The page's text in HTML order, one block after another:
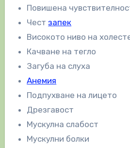
Повишена
Честзапек
Високото ниво на
Качване на тегло
Загуба на слуха
Анемия
Подпухване на лицето
Дрезгавост
Мускулна слабост
Мускулни болки